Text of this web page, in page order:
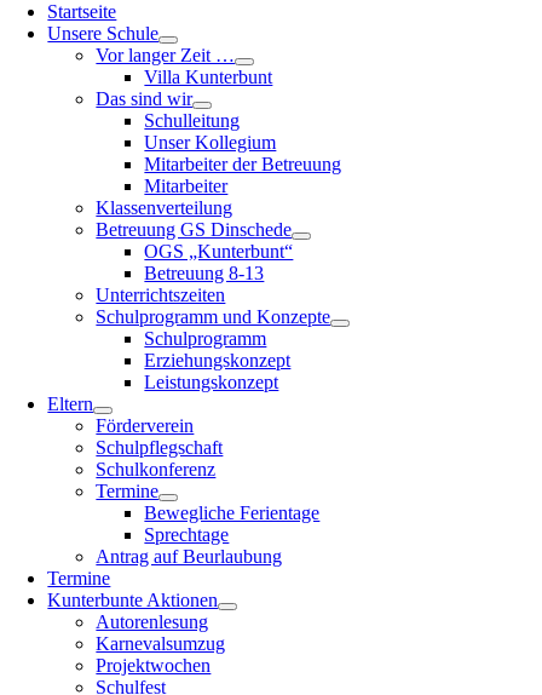
Startseite
Unsere Schule
Vor langer Zeit …
Villa Kunterbunt
Das sind wir
Schulleitung
Unser Kollegium
Mitarbeiter der Betreuung
Mitarbeiter
Klassenverteilung
Betreuung GS Dinschede
OGS „Kunterbunt“
Betreuung 8-13
Unterrichtszeiten
Schulprogramm und Konzepte
Schulprogramm
Erziehungskonzept
Leistungskonzept
Eltern
Förderverein
Schulpflegschaft
Schulkonferenz
Termine
Bewegliche Ferientage
Sprechtage
Antrag auf Beurlaubung
Termine
Kunterbunte Aktionen
Autorenlesung
Karnevalsumzug
Projektwochen
Schulfest